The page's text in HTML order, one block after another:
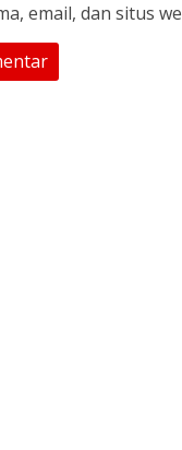
email, dan situs